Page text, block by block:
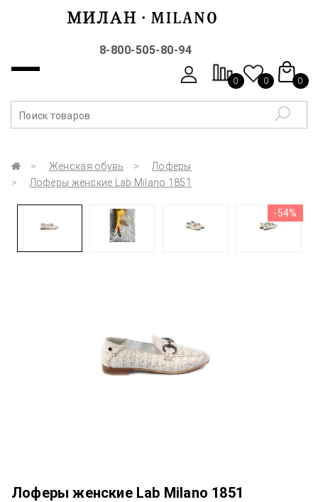
8-800-505-80-94
0 0 0
Женская обувь
Лоферы
Лоферы женские Lab Milano 1851
-54%
Лоферы женские Lab Milano 1851